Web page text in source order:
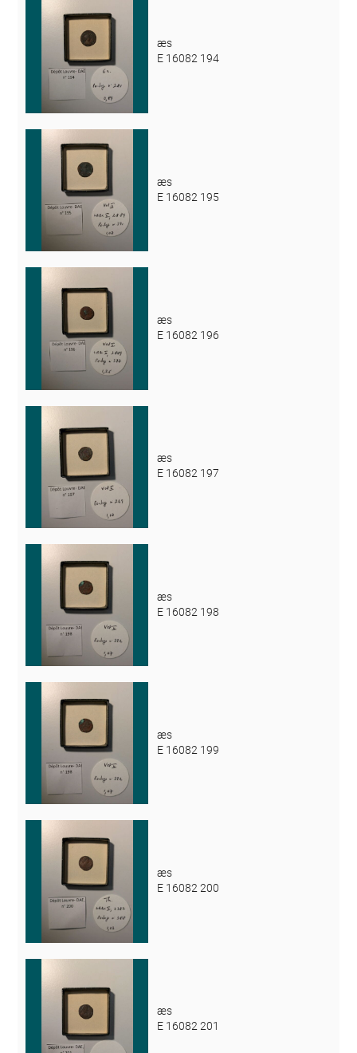
æs
E 16082 194
æs
E 16082 195
æs
E 16082 196
æs
E 16082 197
æs
E 16082 198
æs
E 16082 199
æs
E 16082 200
æs
E 16082 201